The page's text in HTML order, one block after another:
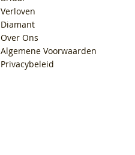
Verloven
Diamant
Over Ons
Algemene Voorwaarden
Privacybeleid